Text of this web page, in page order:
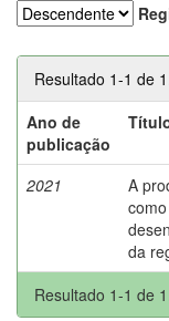
Resultado 1-1 de
Ano de
publicação
2021
A
da
Resultado 1-1 de